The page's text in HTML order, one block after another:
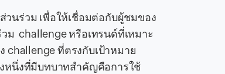
นร่วม เพื่อให้เชื่อมต่อกับผู้ชมของ
challenge หรือเทรนด์ที่เหมาะ
ที่ตรงกับเป้าหมาย
หนึ่งที่มีบทบาทสำคัญคือการใช้